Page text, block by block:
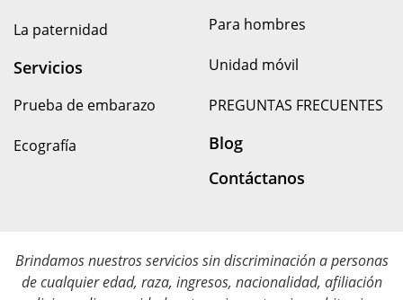
La paternidad
Servicios
Prueba de embarazo
Ecografía
Para hombres
Unidad móvil
PREGUNTAS FRECUENTES
Blog
Contáctanos
Brindamos nuestros servicios sin discriminación a personas
de cualquier edad, raza, ingresos, nacionalidad, afiliación